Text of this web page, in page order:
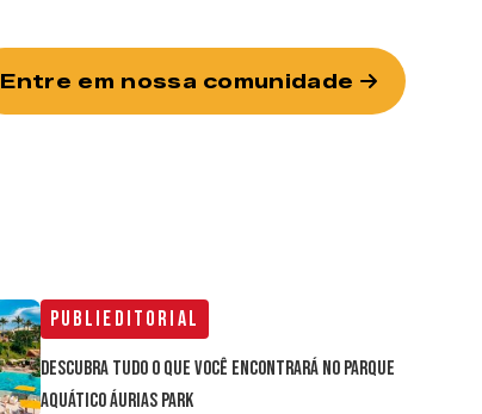
Entre em nossa comunidade
Publieditorial
Descubra tudo o que você encontrará no parque
aquático Áurias Park